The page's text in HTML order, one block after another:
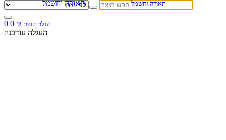
תאורה וחשמל תאורה וחשמל
0 עגלת קניות ₪
0
העגלה עודכנה